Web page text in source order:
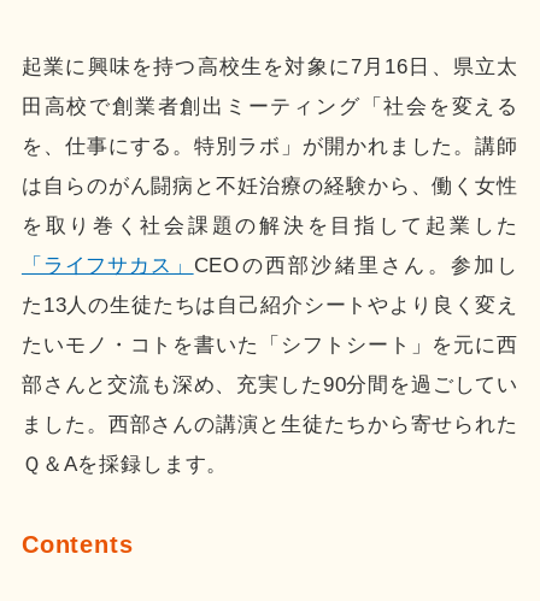
起業に興味を持つ高校生を対象に7月16日、県立太
田高校で創業者創出ミーティング「社会を変える
を、仕事にする。特別ラボ」が開かれました。講師
は自らのがん闘病と不妊治療の経験から、働く女性
を取り巻く社会課題の解決を目指して起業した
「ライフサカス」 CEOの西部沙緒里さん。参加し
た13人の生徒たちは自己紹介シートやより良く変え
たいモノ・コトを書いた「シフトシート」を元に西
部さんと交流も深め、充実した90分間を過ごしてい
ました。西部さんの講演と生徒たちから寄せられた
Ｑ＆Aを採録します。
Contents